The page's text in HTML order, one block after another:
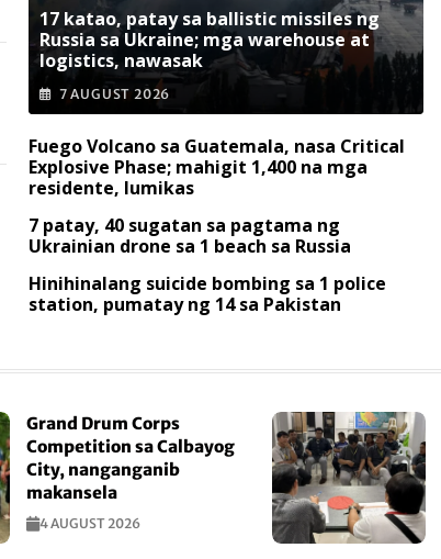
17 katao, patay sa ballistic missiles ng
Russia sa Ukraine; mga warehouse at
logistics, nawasak
7 AUGUST 2026
Fuego Volcano sa Guatemala, nasa Critical
Explosive Phase; mahigit 1,400 na mga
residente, lumikas
7 patay, 40 sugatan sa pagtama ng
Ukrainian drone sa 1 beach sa Russia
Hinihinalang suicide bombing sa 1 police
station, pumatay ng 14 sa Pakistan
Grand Drum Corps
Competition sa Calbayog
City, nanganganib
makansela
4 AUGUST 2026